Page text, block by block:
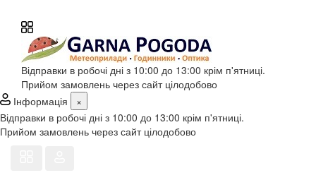
Відправки в робочі дні з 10:00 до 13:00 крім п'ятниці.
Прийом замовлень через сайт цілодобово
Інформація
×
Відправки в робочі дні з 10:00 до 13:00 крім п'ятниці.
Прийом замовлень через сайт цілодобово